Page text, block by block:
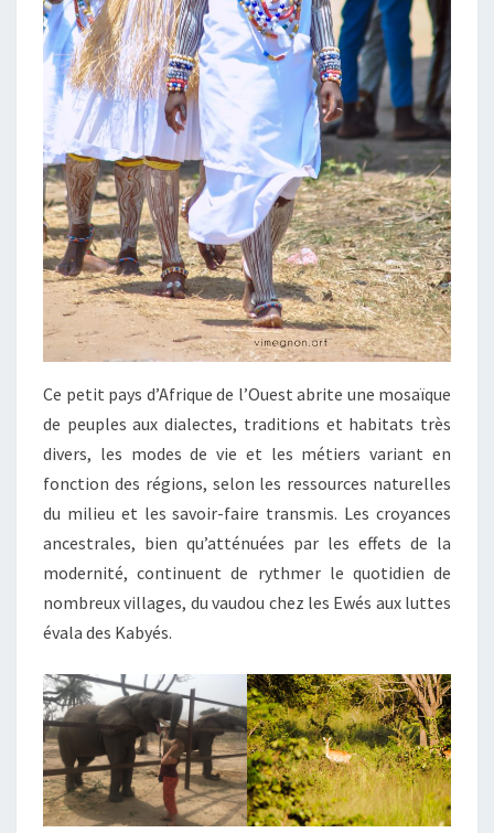
Ce petit pays d’Afrique de l’Ouest abrite une mosaïque
de peuples aux dialectes, traditions et habitats très
divers, les modes de vie et les métiers variant en
fonction des régions, selon les ressources naturelles
du milieu et les savoir-faire transmis. Les croyances
ancestrales, bien qu’atténuées par les effets de la
modernité, continuent de rythmer le quotidien de
nombreux villages, du vaudou chez les Ewés aux luttes
évala des Kabyés.